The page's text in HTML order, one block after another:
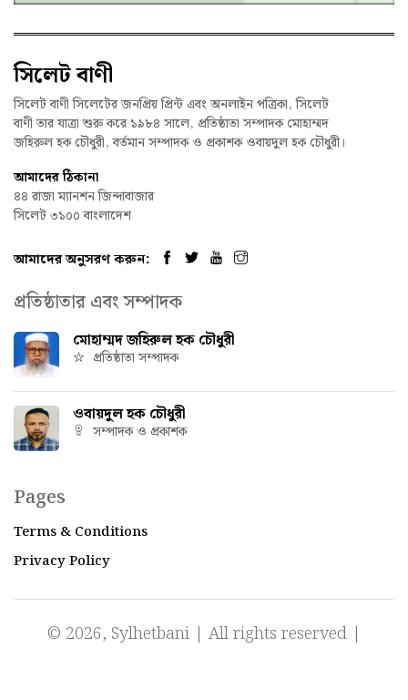
সিলেট বাণী
সিলেট বাণী সিলেটের জনপ্রিয় প্রিন্ট এবং অনলাইন পত্রিকা, সিলেট
বাণী তার যাত্রা শুরু করে ১৯৮৪ সালে, প্রতিষ্ঠাতা সম্পাদক মোহাম্মদ
জহিরুল হক চৌধুরী, বর্তমান সম্পাদক ও প্রকাশক ওবায়দুল হক চৌধুরী।
আমাদের ঠিকানা
৪৪ রাজা ম্যানশন জিন্দাবাজার
সিলেট ৩১০০ বাংলাদেশ
আমাদের অনুসরণ করুন:
প্রতিষ্ঠাতার এবং সম্পাদক
মোহাম্মদ জহিরুল হক চৌধুরী
প্রতিষ্ঠাতা সম্পাদক
ওবায়দুল হক চৌধুরী
সম্পাদক ও প্রকাশক
Pages
Terms & Conditions
Privacy Policy
© 2026, Sylhetbani | All rights reserved |